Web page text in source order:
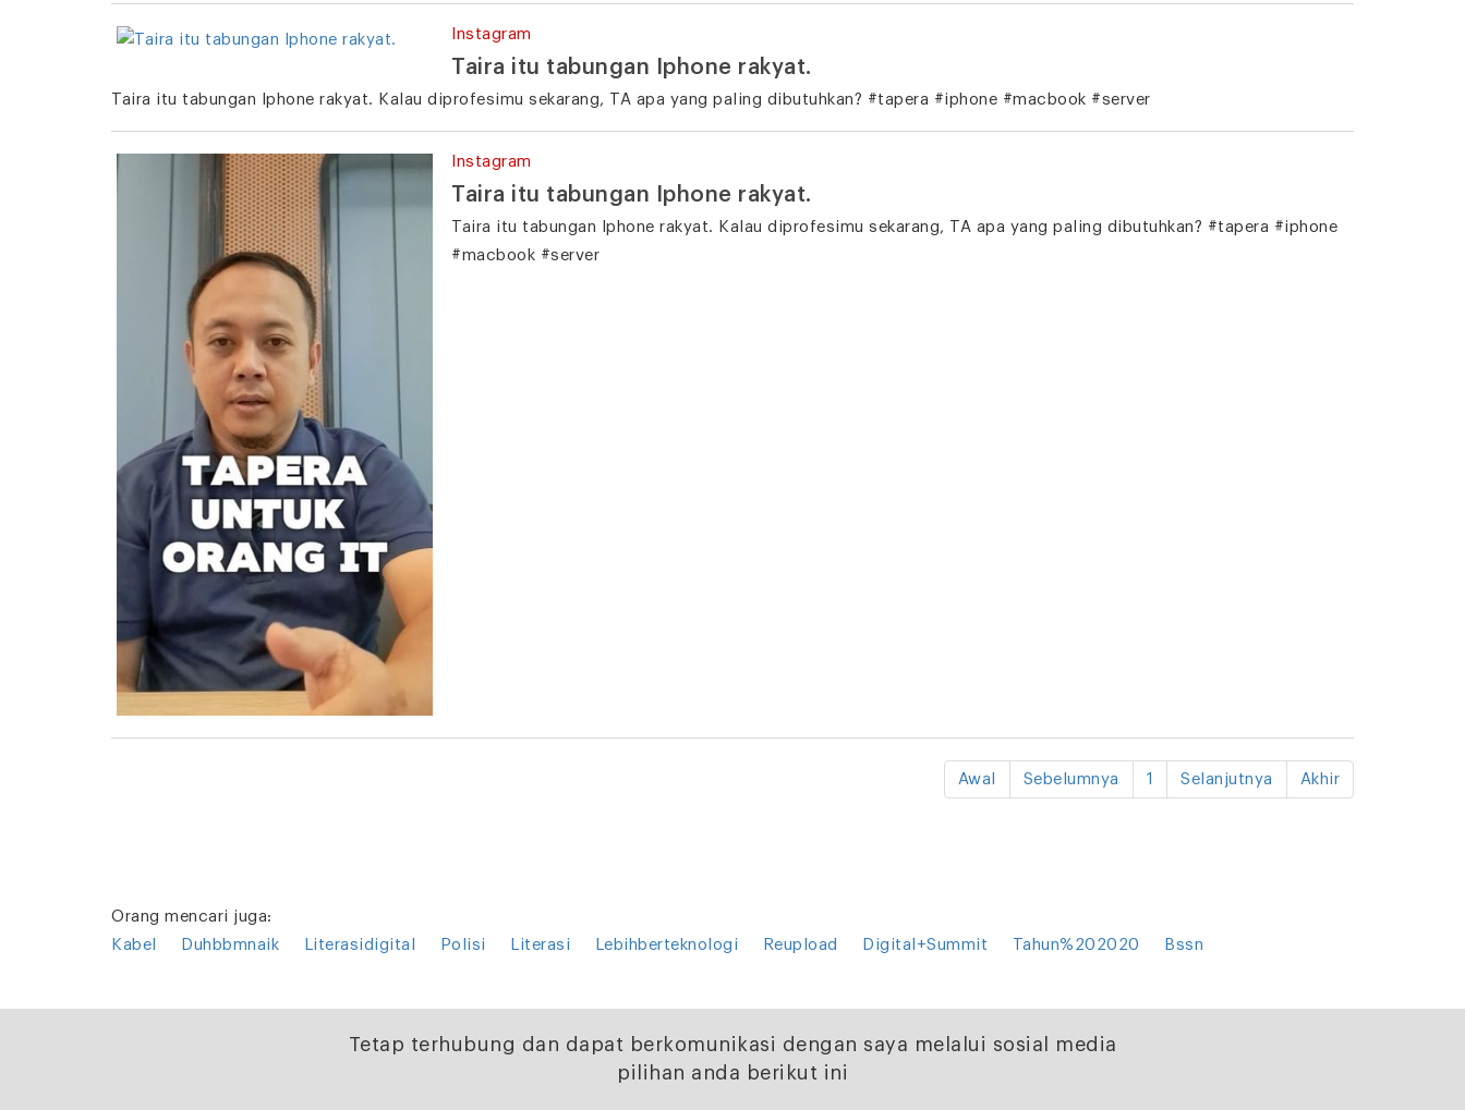
Instagram
Taira itu tabungan Iphone rakyat.
Taira itu tabungan Iphone rakyat. Kalau diprofesimu sekarang, TA apa yang paling dibutuhkan? #tapera #iphone #macbook #server
Instagram
Taira itu tabungan Iphone rakyat.
Taira itu tabungan Iphone rakyat. Kalau diprofesimu sekarang, TA apa yang paling dibutuhkan? #tapera #iphone
#macbook #server
Awal Sebelumnya 1 Selanjutnya Akhir
Orang mencari juga:
Kabel
Duhbbmnaik Literasidigital Polisi Literasi Lebihberteknologi Reupload Digital+Summit Tahun%202020 Bssn
Tetap terhubung dan dapat berkomunikasi dengan saya melalui sosial media
pilihan anda berikut ini